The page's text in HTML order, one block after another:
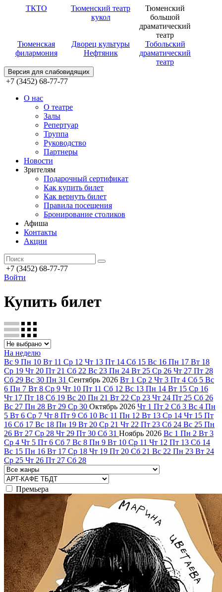
ТКТО
Тюменский театр
кукол
Тюменский
большой
драматический
театр
Тюменская
филармония
Дворец культуры
Нефтяник
Тобольский
драматический
театр
Версия для слабовидящих
+7 (3452) 68-77-77
О нас
О театре
Залы
Репертуар
Труппа
Руководство
Партнеры
Новости
Зрителям
Подарочный сертификат
Как купить билет
Как вернуть билет
Правила посещения
Бронирование столиков
Афиша
Контакты
Акции
+7 (3452) 68-77-77
Войти
Купить билет
На неделю
Вс 9 Пн 10 Вт 11 Ср 12 Чт 13 Пт 14 Сб 15 Вс 16 Пн 17 Вт 18
Ср 19 Чт 20 Пт 21 Сб 22 Вс 23 Пн 24 Вт 25 Ср 26 Чт 27 Пт 28
Сб 29 Вс 30 Пн 31 Сентябрь 2026 Вт 1 Ср 2 Чт 3 Пт 4 Сб 5 Вс
6 Пн 7 Вт 8 Ср 9 Чт 10 Пт 11 Сб 12 Вс 13 Пн 14 Вт 15 Ср 16
Чт 17 Пт 18 Сб 19 Вс 20 Пн 21 Вт 22 Ср 23 Чт 24 Пт 25 Сб 26
Вс 27 Пн 28 Вт 29 Ср 30 Октябрь 2026 Чт 1 Пт 2 Сб 3 Вс 4 Пн
5 Вт 6 Ср 7 Чт 8 Пт 9 Сб 10 Вс 11 Пн 12 Вт 13 Ср 14 Чт 15 Пт
16 Сб 17 Вс 18 Пн 19 Вт 20 Ср 21 Чт 22 Пт 23 Сб 24 Вс 25 Пн
26 Вт 27 Ср 28 Чт 29 Пт 30 Сб 31 Ноябрь 2026 Вс 1 Пн 2 Вт 3
Ср 4 Чт 5 Пт 6 Сб 7 Вс 8 Пн 9 Вт 10 Ср 11 Чт 12 Пт 13 Сб 14
Вс 15 Пн 16 Вт 17 Ср 18 Чт 19 Пт 20 Сб 21 Вс 22 Пн 23 Вт 24
Ср 25 Чт 26 Пт 27 Сб 28
Премьера